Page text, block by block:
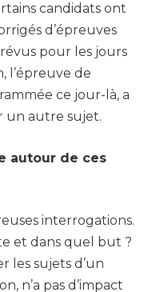
candidats ont
d’épreuves
pour les jours
l’épreuve de
ce jour-là, a
un autre sujet.
autour de ces
interrogations.
et dans quel but ?
les sujets d’un
n’a pas d’impact